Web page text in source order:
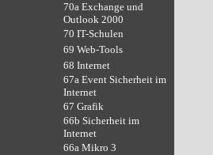
70a Exchange und
Outlook 2000
70 IT-Schulen
69 Web-Tools
68 Internet
67a Event Sicherheit im
Internet
67 Grafik
66b Sicherheit im
Internet
66a Mikro 3